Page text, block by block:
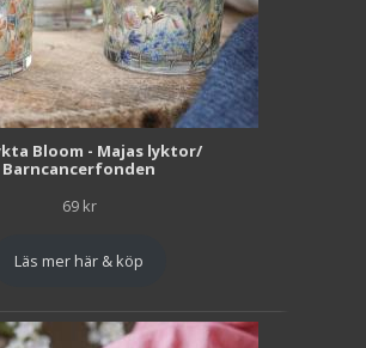
Bloom - Majas lyktor/
Barncancerfonden
69 kr
Läs mer här & köp